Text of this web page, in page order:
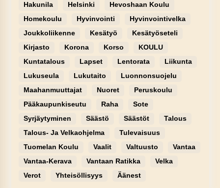
Hakunila
Helsinki
Hevoshaan Koulu
Homekoulu
Hyvinvointi
Hyvinvointivelka
Joukkoliikenne
Kesätyö
Kesätyöseteli
Kirjasto
Korona Korso
KOULU
Kuntatalous
Lapset Lentorata
Liikunta
Lukuseula
Lukutaito
Luonnonsuojelu
Maahanmuuttajat
Nuoret
Peruskoulu
Pääkaupunkiseutu
Raha
Sote
Syrjäytyminen
Säästö Säästöt
Talous
Talous- Ja Velkaohjelma
Tulevaisuus
Tuomelan Koulu
Vaalit Valtuusto
Vantaa
Vantaa-Kerava
Vantaan Ratikka
Velka
Verot
Yhteisöllisyys Äänest